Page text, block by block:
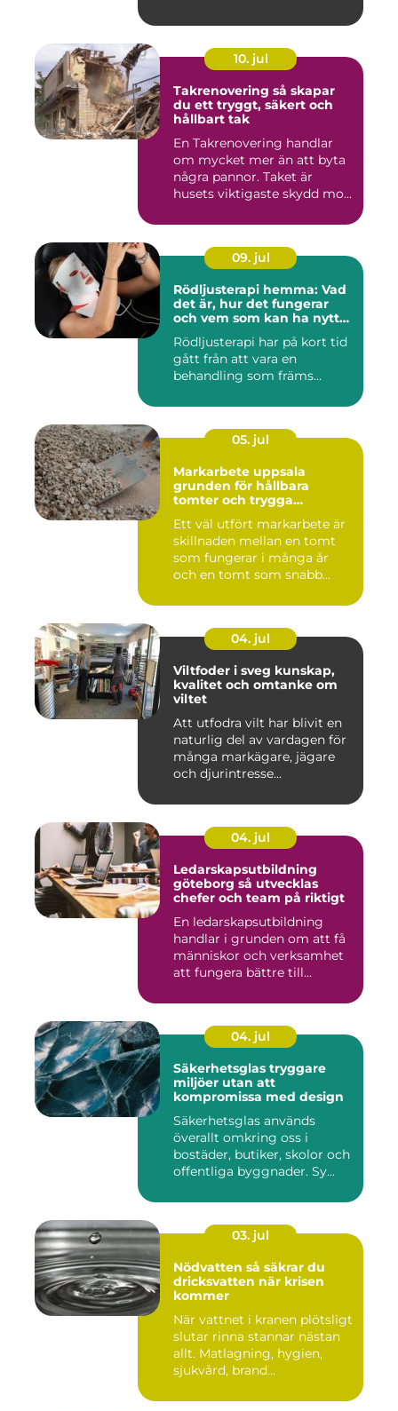
10. jul
Takrenovering så skapar
du ett tryggt, säkert och
hållbart tak
En Takrenovering handlar
om mycket mer än att byta
några pannor. Taket är
husets viktigaste skydd mo...
09. jul
Rödljusterapi hemma: Vad
det är, hur det fungerar
och vem som kan ha nytta
Rödljusterapi har på kort tid
gått från att vara en
behandling som främs...
05. jul
Markarbete uppsala
grunden för hållbara
tomter och trygga
Ett väl utfört markarbete är
skillnaden mellan en tomt
som fungerar i många år
och en tomt som snabb...
04. jul
Viltfoder i sveg kunskap,
kvalitet och omtanke om
viltet
Att utfodra vilt har blivit en
naturlig del av vardagen för
många markägare, jägare
och djurintresse...
04. jul
Ledarskapsutbildning
göteborg så utvecklas
chefer och team på riktigt
En ledarskapsutbildning
handlar i grunden om att få
människor och verksamhet
att fungera bättre till...
04. jul
Säkerhetsglas tryggare
miljöer utan att
kompromissa med design
Säkerhetsglas används
överallt omkring oss i
bostäder, butiker, skolor och
offentliga byggnader. Sy...
03. jul
Nödvatten så säkrar du
dricksvatten när krisen
kommer
När vattnet i kranen plötsligt
slutar rinna stannar nästan
allt. Matlagning, hygien,
sjukvård, brand...